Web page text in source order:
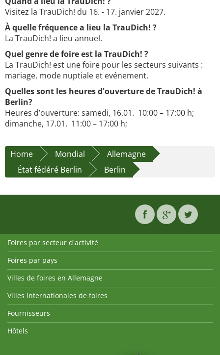
Visitez la TrauDich! du 16. - 17. janvier 2027.
À quelle fréquence a lieu la TrauDich! ?
La TrauDich! a lieu annuel.
Quel genre de foire est la TrauDich! ?
La TrauDich! est une foire pour les secteurs suivants :
mariage, mode nuptiale et evénement.
Quelles sont les heures d'ouverture de TrauDich! à
Berlin?
Heures d’ouverture: samedi, 16.01. 10:00 – 17:00 h;
dimanche, 17.01. 11:00 – 17:00 h;
Home Mondial
Allemagne
État fédéré Berlin
Berlin
Foires par secteur d'activité
Foires par pays
Villes de foires en Allemagne
Villes internationales de foires
Fournisseurs
Hôtels